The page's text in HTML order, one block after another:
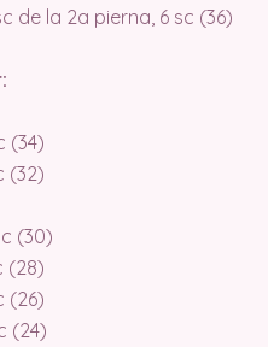
de la 2a pierna, 6 sc (36)
(34)
(32)
(30)
(28)
(26)
(24)